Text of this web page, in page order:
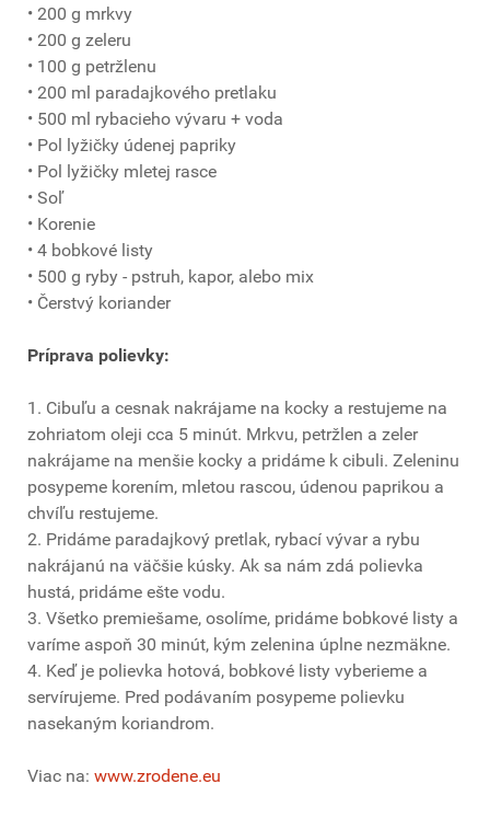
• 200 g mrkvy
• 200 g zeleru
• 100 g petržlenu
• 200 ml paradajkového pretlaku
• 500 ml rybacieho vývaru + voda
• Pol lyžičky údenej papriky
• Pol lyžičky mletej rasce
• Soľ
• Korenie
• 4 bobkové listy
• 500 g ryby - pstruh, kapor, alebo mix
• Čerstvý koriander
Príprava polievky:
1. Cibuľu a cesnak nakrájame na kocky a restujeme na
zohriatom oleji cca 5 minút. Mrkvu, petržlen a zeler
nakrájame na menšie kocky a pridáme k cibuli. Zeleninu
posypeme korením, mletou rascou, údenou paprikou a
chvíľu restujeme.
2. Pridáme paradajkový pretlak, rybací vývar a rybu
nakrájanú na väčšie kúsky. Ak sa nám zdá polievka
hustá, pridáme ešte vodu.
3. Všetko premiešame, osolíme, pridáme bobkové listy a
varíme aspoň 30 minút, kým zelenina úplne nezmäkne.
4. Keď je polievka hotová, bobkové listy vyberieme a
servírujeme. Pred podávaním posypeme polievku
nasekaným koriandrom.
Viac na: www.zrodene.eu